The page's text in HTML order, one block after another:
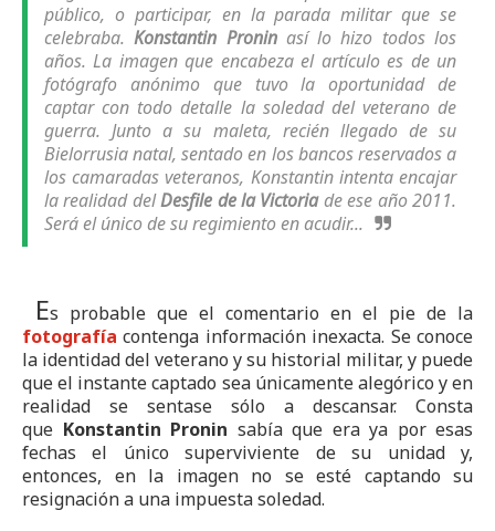
público, o participar, en la parada militar que se
celebraba.Konstantin Proninasí lo hizo todos los
años. La imagen que encabeza el artículo es de un
fotógrafo anónimo que tuvo la oportunidad de
captar con todo detalle la soledad del veterano de
guerra. Junto a su maleta, recién llegado de su
Bielorrusia natal, sentado en los bancos reservados a
los camaradas veteranos, Konstantin intenta encajar
la realidad delDesfile de la Victoria de ese año 2011.
Será el único de su regimiento en acudir...
Es probable que el comentario en el pie de la
fotografía contenga información inexacta. Se conoce
la identidad del veterano y su historial militar, y puede
que el instante captado sea únicamente alegórico y en
realidad se sentase sólo a descansar. Consta
que Konstantin Pronin sabía que era ya por esas
fechas el único superviviente de su unidad y,
entonces, en la imagen no se esté captando su
resignación a una impuesta soledad.